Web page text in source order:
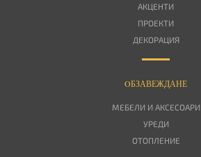
АКЦЕНТИ
ПРОЕКТИ
ДЕКОРАЦИЯ
OБЗАВЕЖДАНЕ
МЕБЕЛИ И АКСЕСОАРИ
УРЕДИ
ОТОПЛЕНИЕ